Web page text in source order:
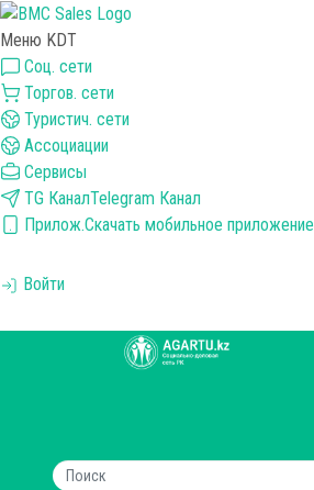
Меню KDT
Соц. сети
Торгов. сети
Туристич. сети
Ассоциации
Сервисы
TG КаналTelegram Канал
Прилож.Скачать мобильное приложение
Войти